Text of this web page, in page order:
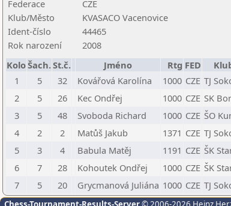
Federace
CZE
Klub/Město
KVASACO Vacenovice
Ident-číslo
44465
Rok narození
2008
KoloŠach.St.č. Jméno Rtg FED
1
5 32 Kovářová Karolína 1000 CZE TJ
2
5 26 Kec Ondřej 1000 CZE SK
3
5 48 Svoboda Richard 1000 CZE ŠO
4
2 2 Matůš Jakub 1371 CZE TJ
5
3 4 Babula Matěj 1191 CZE ŠK
6
7 28 Kohoutek Ondřej 1000 CZE ŠK
7
5 20 Grycmanová Juliána 1000 CZE TJ